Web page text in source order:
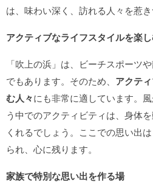
は、味わい深く、訪れる人々を惹き
アクティブなライフスタイルを楽
「吹上の浜」は、ビーチスポーツ
でもあります。そのため、 アクテ
む人々にも非常に適しています。
う中でのアクティビティは、身体
くれるでしょう。ここでの思い出
られ、心に残ります。
家族で特別な思い出を作る場